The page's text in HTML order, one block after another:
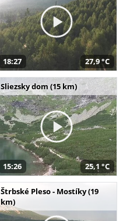
18:27 27,9 °C
Sliezsky dom (15 km)
15:26 25,1 °C
Štrbské Pleso - Mostíky (19
km)